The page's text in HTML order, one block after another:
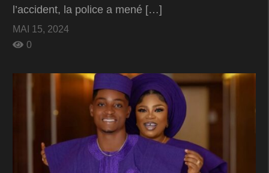
l’accident, la police a mené […]
MAI 15, 2024
0